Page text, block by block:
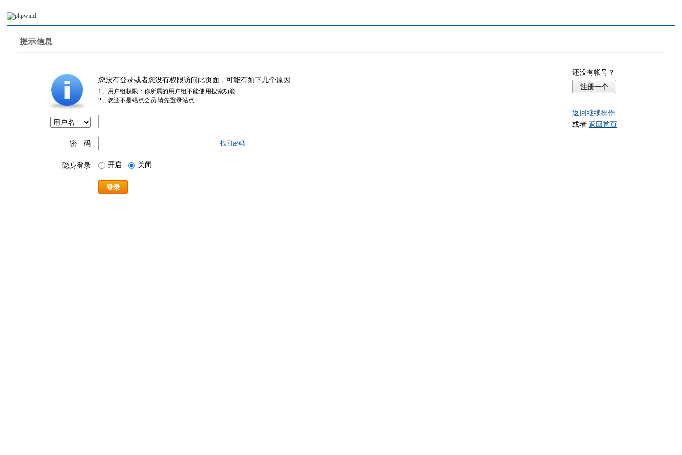
提示信息
您没有登录或者您没有权限访问此页面，可能有如下几个原因
1、用户组权限：你所属的用户组不能使用搜索功能
2、您还不是站点会员,请先登录站点
密 码 找回密码
隐身登录 开启 关闭
登录
还没有帐号？
注册一个
返回继续操作
或者 返回首页